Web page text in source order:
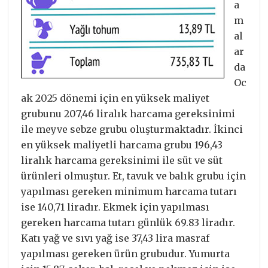
a
m
al
ar
da
Oc
ak 2025 dönemi için en yüksek maliyet
grubunu 207,46 liralık harcama gereksinimi
ile meyve sebze grubu oluşturmaktadır. İkinci
en yüksek maliyetli harcama grubu 196,43
liralık harcama gereksinimi ile süt ve süt
ürünleri olmuştur. Et, tavuk ve balık grubu için
yapılması gereken minimum harcama tutarı
ise 140,71 liradır. Ekmek için yapılması
gereken harcama tutarı günlük 69.83 liradır.
Katı yağ ve sıvı yağ ise 37,43 lira masraf
yapılması gereken ürün grubudur. Yumurta